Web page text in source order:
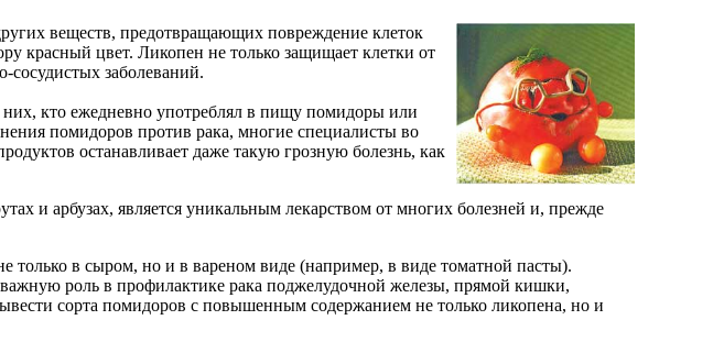
веществ, предотвращающих повреждение клеток
красный цвет. Ликопен не только защищает клетки от
сосудистых заболеваний.
них, кто ежедневно употреблял в пищу помидоры или
помидоров против рака, многие специалисты во
останавливает даже такую грозную болезнь, как
и арбузах, является уникальным лекарством от многих болезней и, прежде
только в сыром, но и в вареном виде (например, в виде томатной пасты).
роль в профилактике рака поджелудочной железы, прямой кишки,
сорта помидоров с повышенным содержанием не только ликопена, но и